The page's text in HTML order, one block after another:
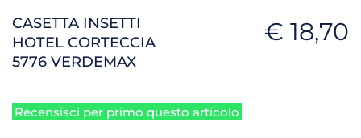
CASETTA INSETTI
HOTEL CORTECCIA
5776 VERDEMAX
€ 18,70
Recensisci per primo questo articolo